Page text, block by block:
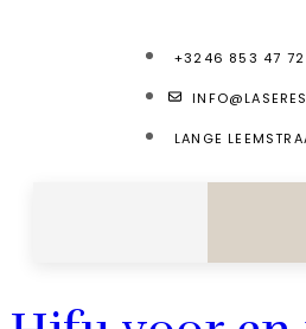
+3246 853 47 72
LANGE